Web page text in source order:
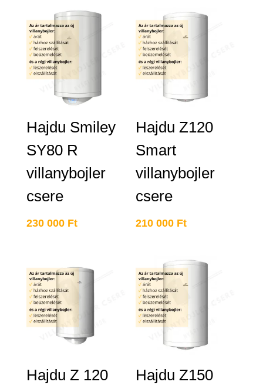
Hajdu Smiley
SY80 R
villanybojler
csere
230 000 Ft
Hajdu Z120
Smart
villanybojler
csere
210 000 Ft
Hajdu Z 120
Hajdu Z150